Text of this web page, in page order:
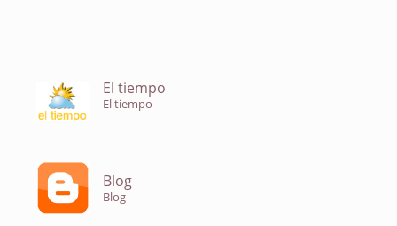
El tiempo
El tiempo
Blog
Blog